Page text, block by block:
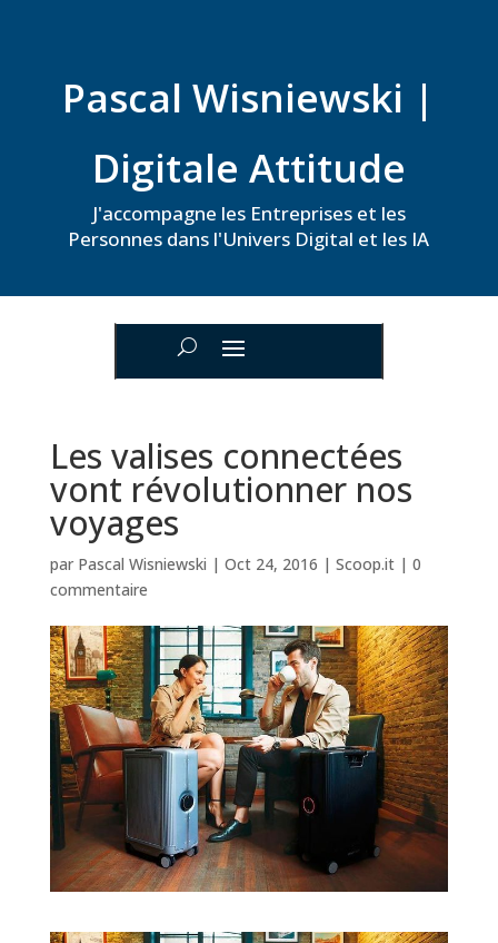
Pascal Wisniewski |
Digitale Attitude
J'accompagne les Entreprises et les
Personnes dans l'Univers Digital et les IA
Les valises connectées
vont révolutionner nos
voyages
par Pascal Wisniewski | Oct 24, 2016 | Scoop.it| 0
commentaire